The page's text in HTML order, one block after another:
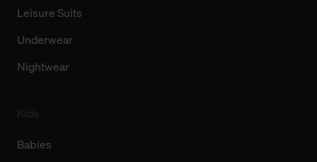
Leisure Suits
Underwear
Nightwear
Babies